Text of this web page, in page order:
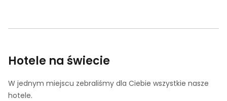
Hotele na świecie
W jednym miejscu zebraliśmy dla Ciebie wszystkie nasze
hotele.